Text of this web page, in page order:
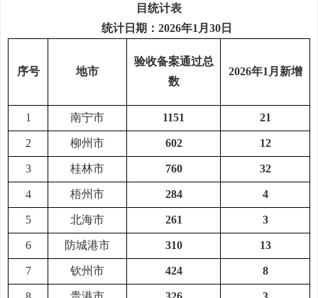
目统计表
统计日期：2026年1 月 30 日
序号 地市
验收备案通过总
数
2026年1月新增
1 南宁市 1151 21
2 柳州市 602 12
3 桂林市 760 32
4 梧州市 284 4
5 北海市 261 3
6 防城港市 310 13
7 钦州市 424 8